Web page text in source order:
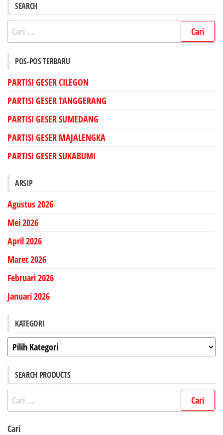
SEARCH
Cari
untuk:
POS-POS TERBARU
PARTISI GESER CILEGON
PARTISI GESER TANGGERANG
PARTISI GESER SUMEDANG
PARTISI GESER MAJALENGKA
PARTISI GESER SUKABUMI
ARSIP
Agustus 2026
Mei 2026
April 2026
Maret 2026
Februari 2026
Januari 2026
KATEGORI
Kategori
SEARCH PRODUCTS
Cari
untuk:
Cari